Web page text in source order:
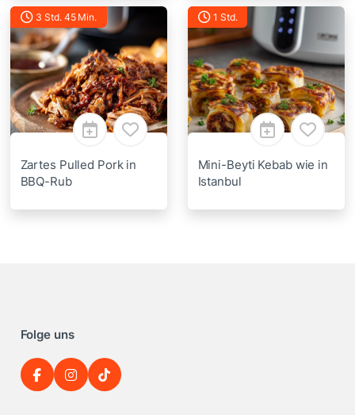
3 Std. 45 Min.
Zartes Pulled Pork in
BBQ-Rub
1 Std.
Mini-Beyti Kebab wie in
Istanbul
Folge uns